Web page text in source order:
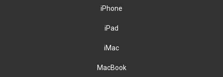
iPhone
iPad
iMac
MacBook